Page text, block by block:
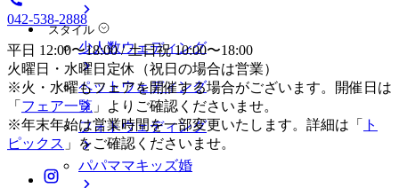
スタイル
少人数ウェディング
ペットウェディング
フォトウェディング
パパママキッズ婚
042-538-2888
平日 12:00〜18:00 / 土日祝 10:00〜18:00
火曜日・水曜日定休（祝日の場合は営業）
※火・水曜もフェアを開催する場合がございます。開催日は
「 フェア一覧 」よりご確認くださいませ。
※年末年始は営業時間を一部変更いたします。詳細は「
ト
ピックス 」をご確認くださいませ。